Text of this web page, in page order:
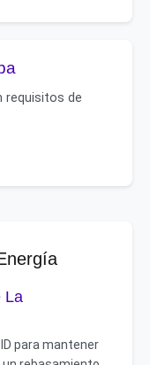
requisitos de
La
para mantener